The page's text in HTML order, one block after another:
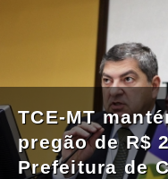
TCE-MT
pregão de R$
Prefeitura de